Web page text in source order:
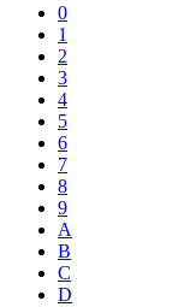
0
1
2
3
4
5
6
7
8
9
A
B
C
D